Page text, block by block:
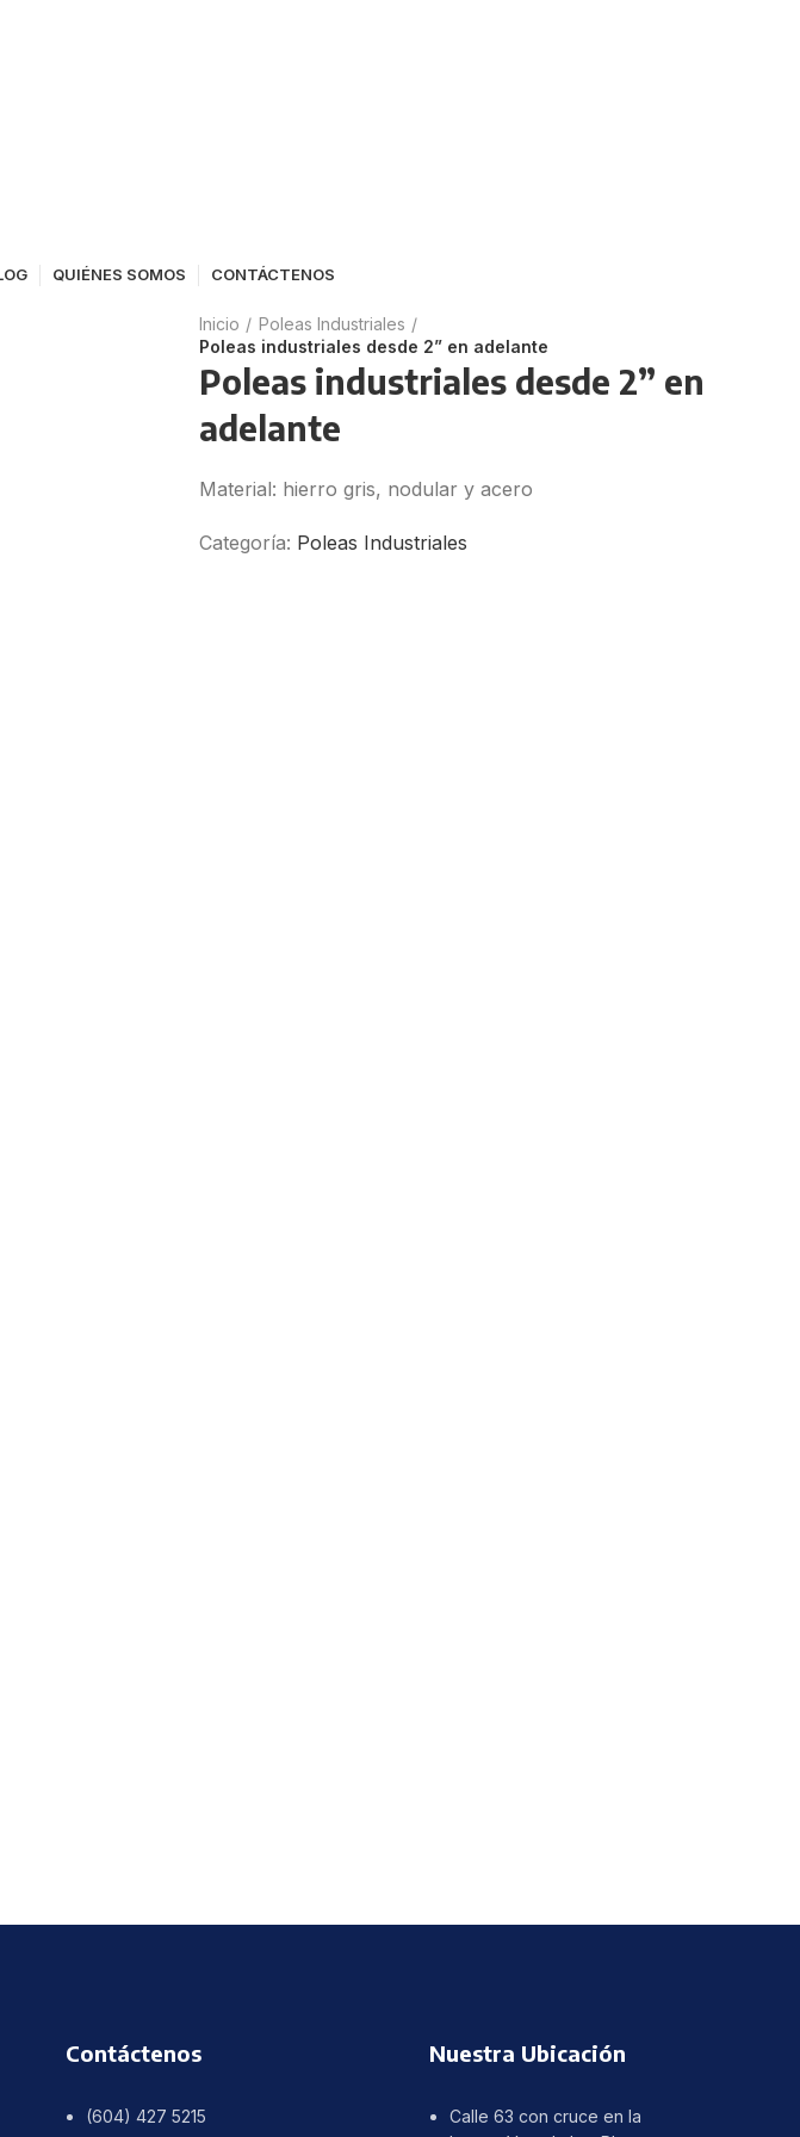
QUIÉNES SOMOS CONTÁCTENOS
Inicio
Poleas Industriales
Poleas industriales desde 2” en adelante
Poleas industriales desde 2” en
adelante
Material: hierro gris, nodular y acero
Categoría: Poleas Industriales
Contáctenos
(604) 427 5215
Nuestra Ubicación
Calle 63 con cruce en la